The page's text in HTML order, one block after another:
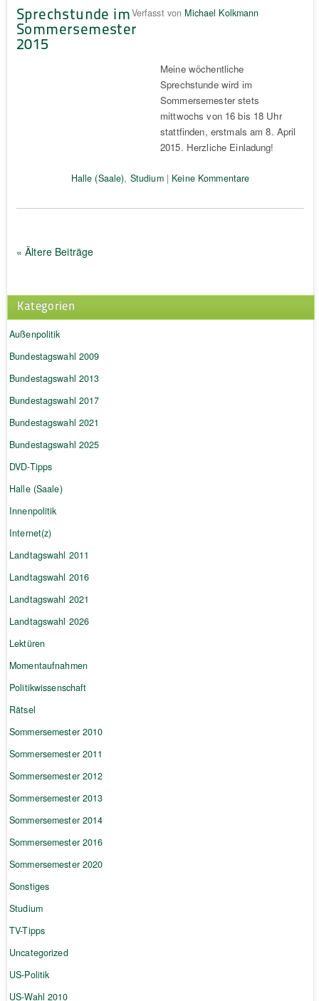
Sprechstunde im
Sommersemester
2015
Verfasst von Michael Kolkmann
Meine wöchentliche
Sprechstunde wird im
Sommersemester stets
mittwochs von 16 bis 18 Uhr
stattfinden, erstmals am 8. April
2015. Herzliche Einladung!
Halle (Saale), Studium| Keine Kommentare
« Ältere Beiträge
Kategorien
Außenpolitik
Bundestagswahl 2009
Bundestagswahl 2013
Bundestagswahl 2017
Bundestagswahl 2021
Bundestagswahl 2025
DVD-Tipps
Halle (Saale)
Innenpolitik
Internet(z)
Landtagswahl 2011
Landtagswahl 2016
Landtagswahl 2021
Landtagswahl 2026
Lektüren
Momentaufnahmen
Politikwissenschaft
Rätsel
Sommersemester 2010
Sommersemester 2011
Sommersemester 2012
Sommersemester 2013
Sommersemester 2014
Sommersemester 2016
Sommersemester 2020
Sonstiges
Studium
TV-Tipps
Uncategorized
US-Politik
US-Wahl 2010